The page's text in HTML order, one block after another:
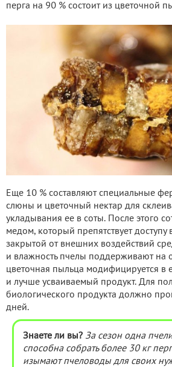
перга на 90 % состоит из цветочной
Еще 10 % составляют специальные
слюны и цветочный нектар для
укладывания ее в соты. После этого
медом, который препятствует доступу
закрытой от внешних воздействий
и влажность пчелы поддерживают на
цветочная пыльца модифицируется в
и лучше усваиваемый продукт. Для
биологического продукта должно
дней.
Знаете ли вы? За сезон одна
способна собрать более 30 кг
изымают пчеловоды для своих